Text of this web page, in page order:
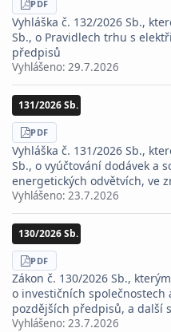
STÁHNOUT
PDF
Vyhláška č. 132/2026 Sb.,
Sb., o Pravidlech trhu s
předpisů
Vyhlášeno: 29.7.2026
131/2026 Sb.
STÁHNOUT
PDF
Vyhláška č. 131/2026 Sb.,
Sb., o vyúčtování dodávek a
energetických odvětvích, ve
Vyhlášeno: 23.7.2026
130/2026 Sb.
STÁHNOUT
PDF
Zákon č. 130/2026 Sb.,
o investičních
pozdějších předpisů, a další
Vyhlášeno: 23.7.2026